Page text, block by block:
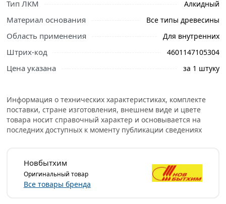
правильный выбор и заказать онлайн. Наши
профессиональные менеджеры обработают заказ и
или самовывоза.
Предназначена для тонирования и защиты деревянных
изделий, фанеры, МДФ, ДСП, ДВП, ОСП (OSB). Покрытие
лаком.
Морилка неводная Новбытхим хорошо полируется и не
требует последующего покрытия лаком; не вызывает
набухания древесины; не смывается водой;
негорючие свойства.
Нанесение: кистью, валиком, тампоном или
распылителем на предварительно подготовленные
Тип ЛКМ Алкидный
Материал основания Все типы древесины
Область применения Для внутренних
Штрих-код 4601147105304
Цена указана за 1 штуку
Информация о технических характеристиках, комплекте
поставки, стране изготовления, внешнем виде и цвете
товара носит справочный характер и основывается на
последних доступных к моменту публикации сведениях
Новбытхим
Оригинальный товар
Все товары бренда